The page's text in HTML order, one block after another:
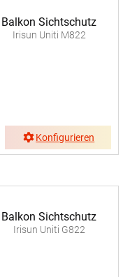
Balkon Sichtschutz
Irisun Uniti M822
Konfigurieren
Balkon Sichtschutz
Irisun Uniti G822